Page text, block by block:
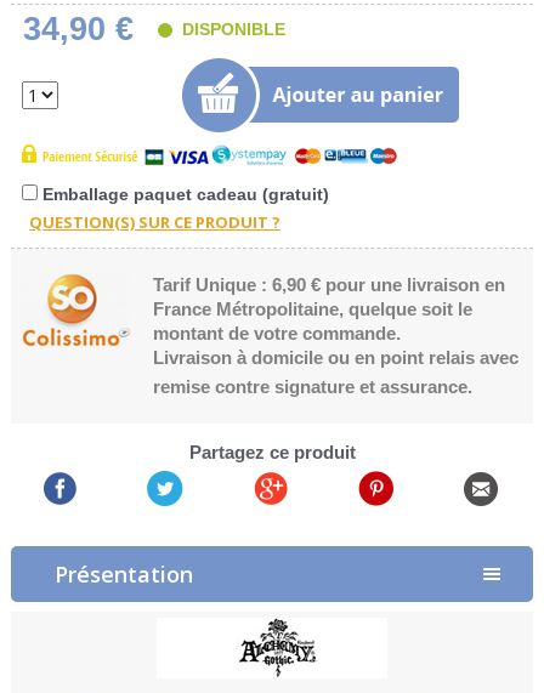
34,90 € DISPONIBLE
Emballage paquet cadeau (gratuit)
Tarif Unique : 6,90 € pour une livraison en
France Métropolitaine, quelque soit le
montant de votre commande.
Livraison à domicile ou en point relais avec
remise contre signature et assurance.
Partagez ce produit
Présentation